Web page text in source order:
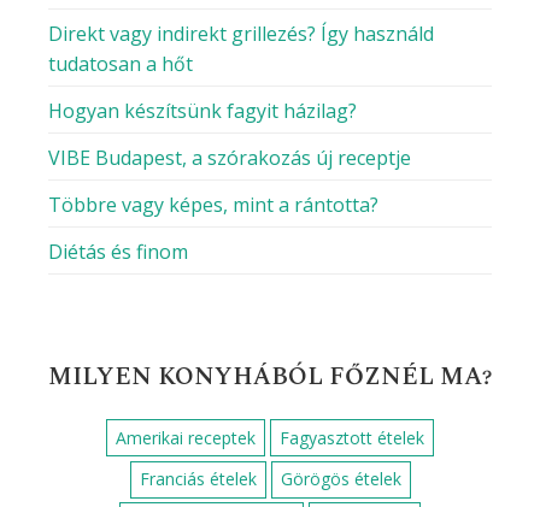
Direkt vagy indirekt grillezés? Így használd
tudatosan a hőt
Hogyan készítsünk fagyit házilag?
VIBE Budapest, a szórakozás új receptje
Többre vagy képes, mint a rántotta?
Diétás és finom
MILYEN KONYHÁBÓL FŐZNÉL MA?
Amerikai receptek
Fagyasztott ételek
Franciás ételek
Görögös ételek